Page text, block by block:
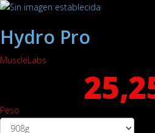
Hydro Pro
MuscleLabs
Peso